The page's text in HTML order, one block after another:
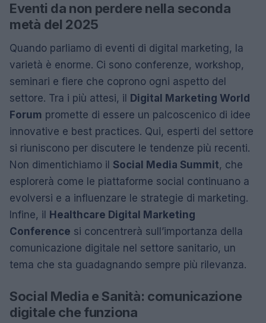
Eventi da non perdere nella seconda
metà del 2025
Quando parliamo di eventi di digital marketing, la
varietà è enorme. Ci sono conferenze, workshop,
seminari e fiere che coprono ogni aspetto del
settore. Tra i più attesi, il
Digital Marketing World
Forum promette di essere un palcoscenico di idee
innovative e best practices. Qui, esperti del settore
si riuniscono per discutere le tendenze più recenti.
Non dimentichiamo il Social Media Summit, che
esplorerà come le piattaforme social continuano a
evolversi e a influenzare le strategie di marketing.
Infine, il
Healthcare Digital Marketing
Conference si concentrerà sull’importanza della
comunicazione digitale nel settore sanitario, un
tema che sta guadagnando sempre più rilevanza.
Social Media e Sanità: comunicazione
digitale che funziona